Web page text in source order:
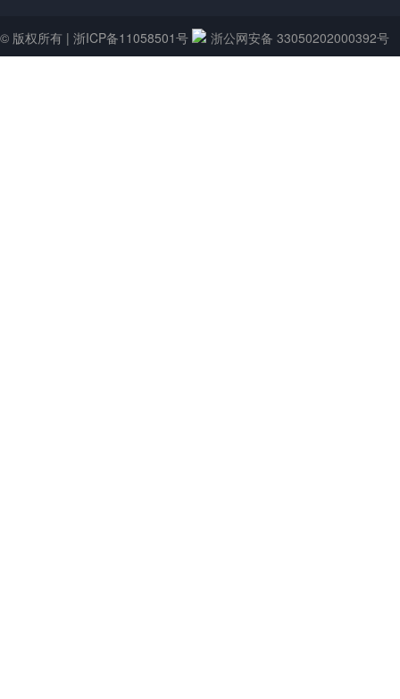
© 版权所有 | 浙ICP备11058501号 浙公网安备 33050202000392号